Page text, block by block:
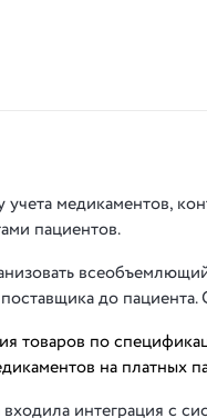
учета медикаментов,
пациентов.
до
товаров по
на платных
входила интеграция с